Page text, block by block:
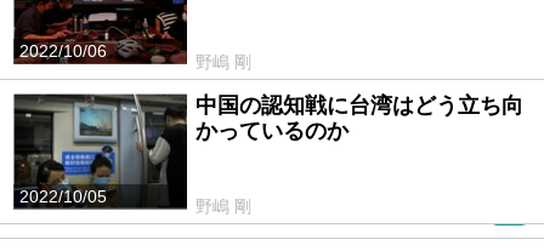
2022/10/06
野嶋 剛
2022/10/05
中国の認知戦に台湾はどう立ち向
かっているのか
野嶋 剛